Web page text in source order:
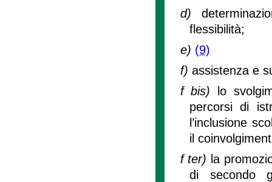
d)
flessibilità;
e) (9)
f) assistenza e
f bis)
lo
percorsi di
l’inclusione
il
f ter) la
di secondo